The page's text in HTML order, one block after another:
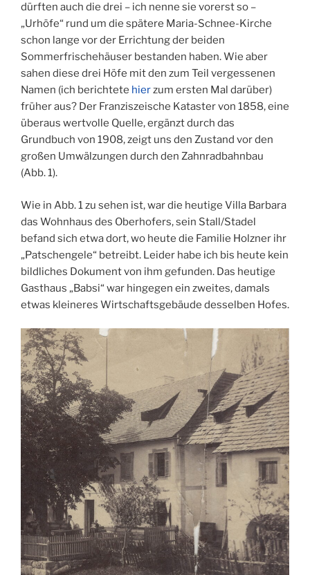
dürften auch die drei – ich nenne sie vorerst so –
„Urhöfe“ rund um die spätere Maria-Schnee-Kirche
schon lange vor der Errichtung der beiden
Sommerfrischehäuser bestanden haben. Wie aber
sahen diese drei Höfe mit den zum Teil vergessenen
Namen (ich berichtete hierzum ersten Mal darüber)
früher aus? Der Franziszeische Kataster von 1858, eine
überaus wertvolle Quelle, ergänzt durch das
Grundbuch von 1908, zeigt uns den Zustand vor den
großen Umwälzungen durch den Zahnradbahnbau
(Abb. 1).
Wie in Abb. 1 zu sehen ist, war die heutige Villa Barbara
das Wohnhaus des Oberhofers, sein Stall/Stadel
befand sich etwa dort, wo heute die Familie Holzner ihr
„Patschengele“ betreibt. Leider habe ich bis heute kein
bildliches Dokument von ihm gefunden. Das heutige
Gasthaus „Babsi“ war hingegen ein zweites, damals
etwas kleineres Wirtschaftsgebäude desselben Hofes.